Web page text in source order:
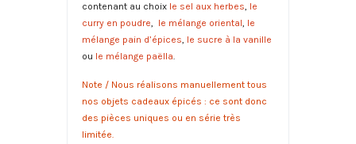
contenant au choix le sel aux herbes, le
curry en poudre, le mélange oriental, le
mélange pain d’épices, le sucre à la vanille
ou le mélange paëlla.
Note / Nous réalisons manuellement tous
nos objets cadeaux épicés : ce sont donc
des pièces uniques ou en série très
limitée.